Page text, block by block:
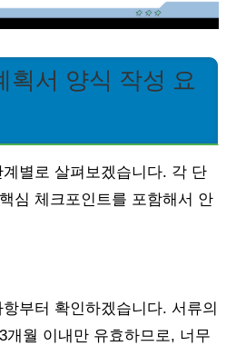
획서 양식 작성 요
별로 살펴보겠습니다. 각 단
심 체크포인트를 포함해서 안
부터 확인하겠습니다. 서류의
개월 이내만 유효하므로, 너무